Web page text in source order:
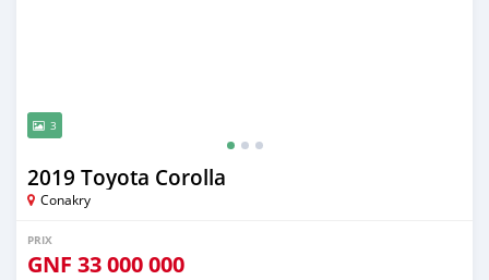
3
2019 Toyota Corolla
Conakry
PRIX
GNF 33 000 000